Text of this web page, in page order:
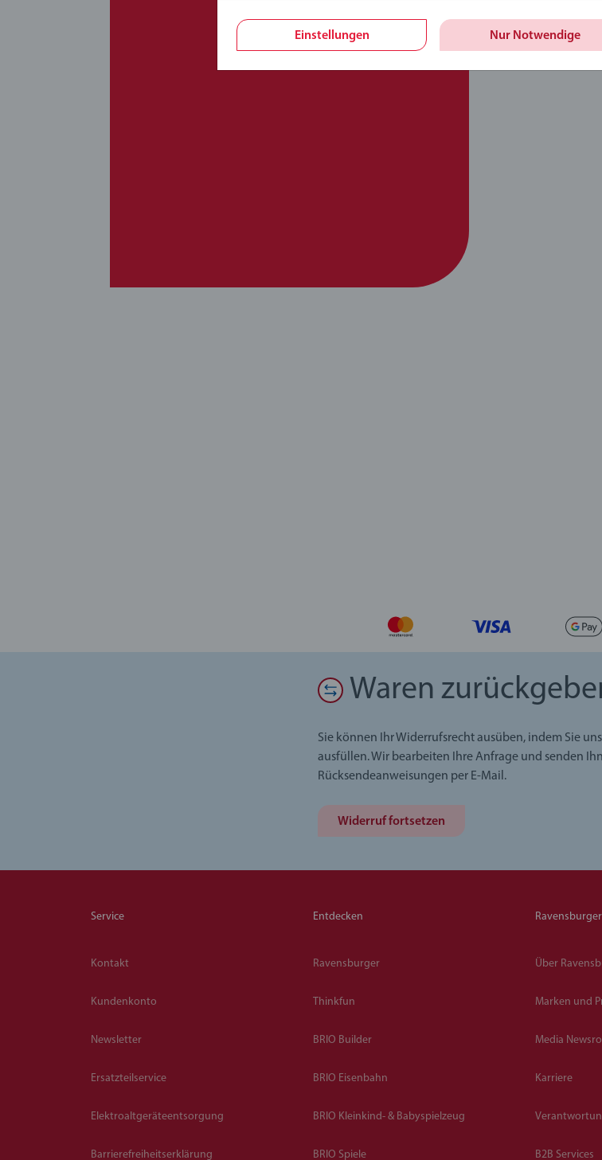
Waren
Sie können Ihr Widerrufsrecht ausüben, indem Sie
ausfüllen. Wir bearbeiten Ihre Anfrage und senden
Rücksendeanweisungen per E-Mail.
Widerruf fortsetzen
Service
Kontakt
Kundenkonto
Newsletter
Ersatzteilservice
Elektroaltgeräteentsorgung
Barrierefreiheitserklärung
Entdecken
Ravensburger
Thinkfun
BRIO Builder
BRIO Eisenbahn
BRIO Kleinkind- & Babyspielzeug
BRIO Spiele
Über
Marken und
Media
Karriere
B2B Services
Einstellungen Nur Notwendige